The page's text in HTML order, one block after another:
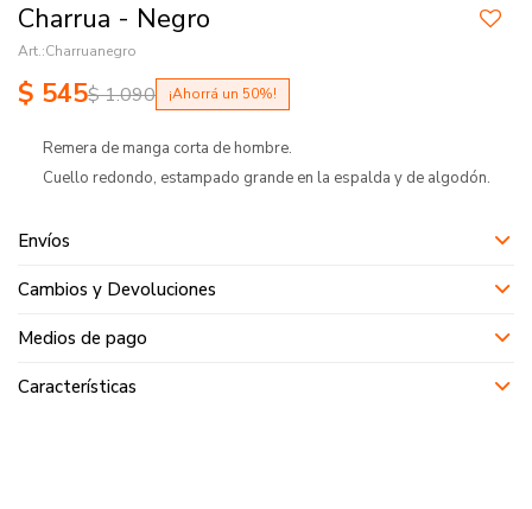
Charrua - Negro
Charruanegro
$ 545$1.090 50
Remera de manga corta de hombre.
Cuello redondo, estampado grande en la espalda y de algodón.
Envíos
Cambios y Devoluciones
Medios de pago
Características